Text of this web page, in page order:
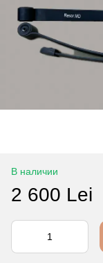
В наличии
2 600 Lei